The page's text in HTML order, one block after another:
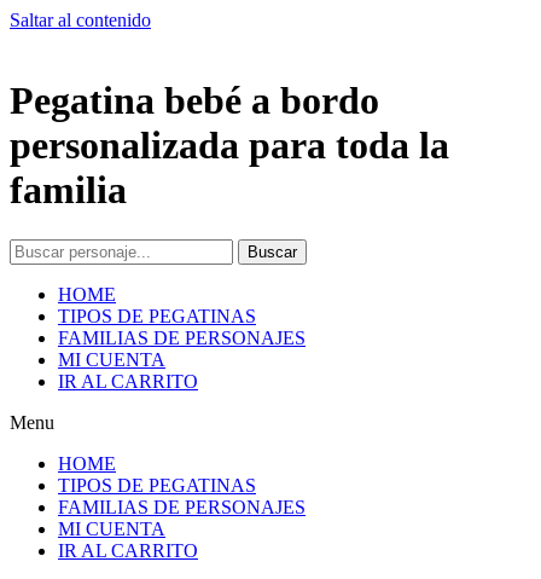
Saltar al contenido
Pegatina bebé a bordo
personalizada para toda la
familia
Buscar
HOME
TIPOS DE PEGATINAS
FAMILIAS DE PERSONAJES
MI CUENTA
IR AL CARRITO
Menu
HOME
TIPOS DE PEGATINAS
FAMILIAS DE PERSONAJES
MI CUENTA
IR AL CARRITO